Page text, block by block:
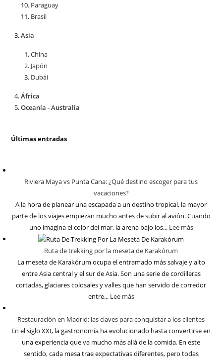
Paraguay
Brasil
Asia
China
Japón
Dubái
África
Oceanía - Australia
Últimas entradas
Riviera Maya vs Punta Cana: ¿Qué destino escoger para tus
vacaciones?
A la hora de planear una escapada a un destino tropical, la mayor
parte de los viajes empiezan mucho antes de subir al avión. Cuando
uno imagina el color del mar, la arena bajo los... Lee más
Ruta de trekking por la meseta de Karakórum
La meseta de Karakórum ocupa el entramado más salvaje y alto
entre Asia central y el sur de Asia. Son una serie de cordilleras
cortadas, glaciares colosales y valles que han servido de corredor
entre... Lee más
Restauración en Madrid: las claves para conquistar a los clientes
En el siglo XXI, la gastronomía ha evolucionado hasta convertirse en
una experiencia que va mucho más allá de la comida. En este
sentido, cada mesa trae expectativas diferentes, pero todas